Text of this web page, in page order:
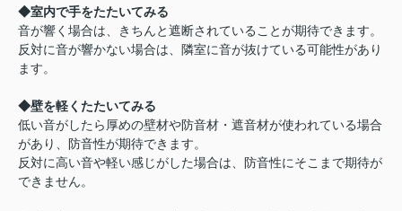
◆室内で手をたたいてみる
音が響く場合は、きちんと遮断されていることが期待できます。
反対に音が響かない場合は、隣室に音が抜けている可能性があり
ます。
◆壁を軽くたたいてみる
低い音がしたら厚めの壁材や防音材・遮音材が使われている場合
があり、防音性が期待できます。
反対に高い音や軽い感じがした場合は、防音性にそこまで期待が
できません。